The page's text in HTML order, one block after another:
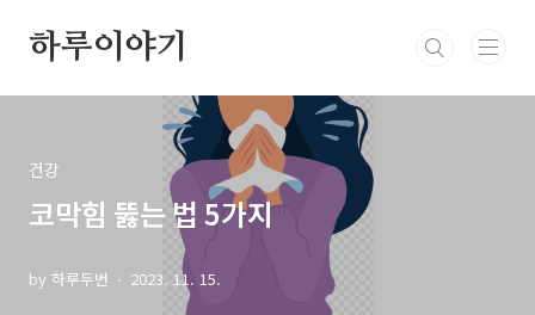
하루이야기
건강
코막힘 뚫는 법 5가지
by 하루두번 2023. 11. 15.